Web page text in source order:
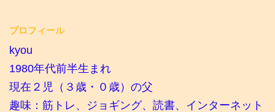
プロフィール
kyou
1980年代前半生まれ
現在２児（３歳・０歳）の父
趣味：筋トレ、ジョギング、読書、インターネット